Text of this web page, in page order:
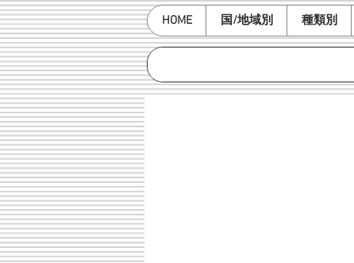
HOME 国/地域別 種類別